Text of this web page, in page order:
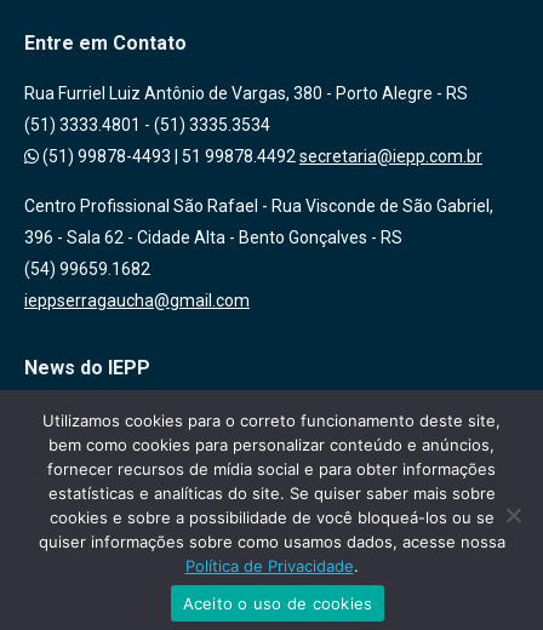
Entre em Contato
Rua Furriel Luiz Antônio de Vargas, 380 - Porto Alegre - RS
(51) 3333.4801 - (51) 3335.3534
(51) 99878-4493
51 99878.4492 secretaria@iepp.com.br
Centro Profissional São Rafael - Rua Visconde de São Gabriel,
396 - Sala 62 - Cidade Alta - Bento Gonçalves - RS
(54) 99659.1682
ieppserragaucha@gmail.com
News do IEPP
Inscreva-se em nossa lista de emails para receber novidades
sobre nossas atividades, cursos e eventos!
Utilizamos cookies para o correto funcionamento deste site,
bem como cookies para personalizar conteúdo e anúncios,
fornecer recursos de mídia social e para obter informações
estatísticas e analíticas do site. Se quiser saber mais sobre
cookies e sobre a possibilidade de você bloqueá-los ou se
quiser informações sobre como usamos dados, acesse nossa
Política de Privacidade.
Aceito o uso de cookies